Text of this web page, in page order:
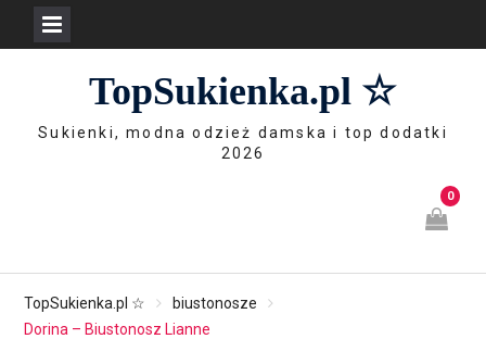
TopSukienka.pl ☆
Sukienki, modna odzież damska i top dodatki
2026
0
TopSukienka.pl ☆
biustonosze
Dorina – Biustonosz Lianne